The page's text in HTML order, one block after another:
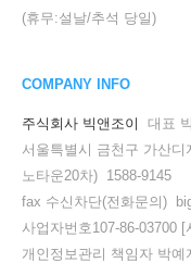
(휴무:설날/추석 당일)
COMPANY INFO
주식회사 빅앤조이
대표
서울특별시 금천구 가산
노타운20차) 1588-9145
fax 수신차단(전화문의)
사업자번호107-86-03700 [
개인정보관리 책임자 박예